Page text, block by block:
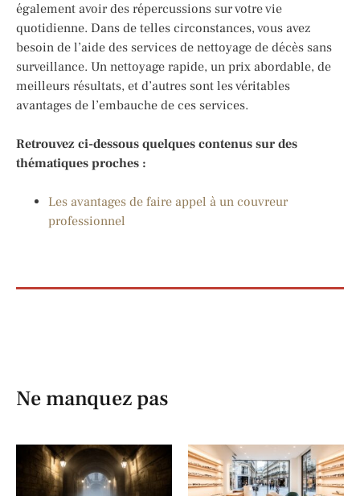
également avoir des répercussions sur votre vie
quotidienne. Dans de telles circonstances, vous avez
besoin de l’aide des services de nettoyage de décès sans
surveillance. Un nettoyage rapide, un prix abordable, de
meilleurs résultats, et d’autres sont les véritables
avantages de l’embauche de ces services.
Retrouvez ci-dessous quelques contenus sur des
thématiques proches :
Les avantages de faire appel à un couvreur
professionnel
Ne manquez pas